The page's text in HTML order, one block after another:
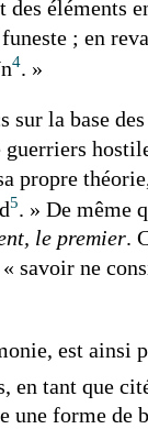
des
; en
4. »
sur la base
propre
5. » De même
le premier.
savoir ne
est ainsi
en tant que
une forme